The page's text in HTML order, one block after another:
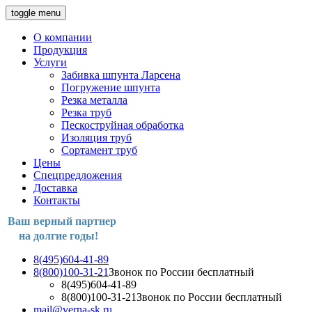
toggle menu
О компании
Продукция
Услуги
Забивка шпунта Ларсена
Погружение шпунта
Резка металла
Резка труб
Пескоструйная обработка
Изоляция труб
Сортамент труб
Цены
Спецпредложения
Доставка
Контакты
Ваш верный партнер
на долгие годы!
8(495)604-41-89
8(800)100-31-21Звонок по России бесплатный
8(495)604-41-89
8(800)100-31-21Звонок по России бесплатный
mail@verna-sk.ru